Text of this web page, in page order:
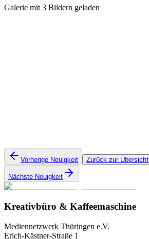
Galerie mit 3 Bildern geladen
Vorherige Neuigkeit Zurück zur Übersicht
Nächste Neuigkeit
Kreativbüro & Kaffeemaschine
Mediennetzwerk Thüringen e.V.
Erich-Kästner-Straße 1